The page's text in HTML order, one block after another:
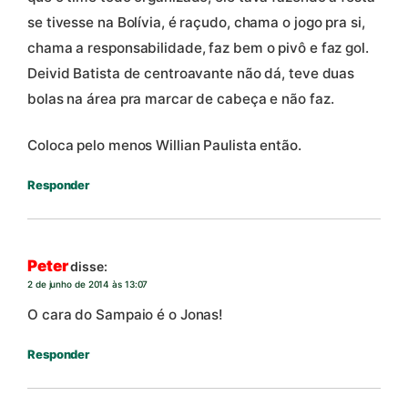
se tivesse na Bolívia, é raçudo, chama o jogo pra si,
chama a responsabilidade, faz bem o pivô e faz gol.
Deivid Batista de centroavante não dá, teve duas
bolas na área pra marcar de cabeça e não faz.
Coloca pelo menos Willian Paulista então.
Responder
Peterdisse:
2 de junho de 2014 às 13:07
O cara do Sampaio é o Jonas!
Responder